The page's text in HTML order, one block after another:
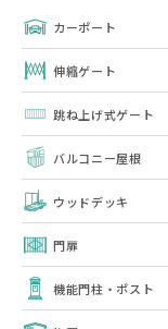
カーポート
伸縮ゲート
跳ね上げ式ゲート
バルコニー屋根
ウッドデッキ
門扉
機能門柱・ポスト